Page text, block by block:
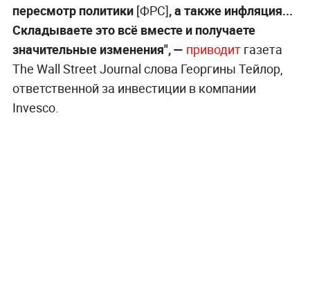
пересмотр политики [ФРС], а также инфляция...
Складываете это всё вместе и получаете
значительные изменения", — приводитгазета
The Wall Street Journal слова Георгины Тейлор,
ответственной за инвестиции в компании
Invesco.